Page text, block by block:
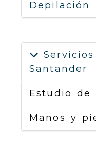
Depilación
Santander
Estudio de
Manos y